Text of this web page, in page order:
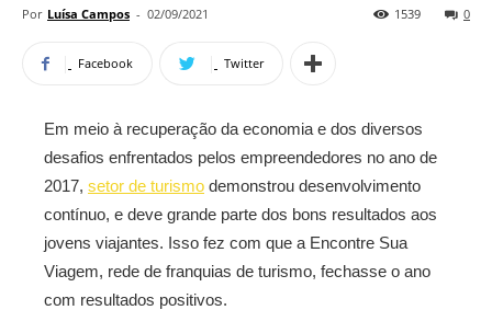
Por Luísa Campos - 02/09/2021 0
1539
Facebook Twitter
Em meio à recuperação da economia e dos diversos
desafios enfrentados pelos empreendedores no ano de
2017, setor de turismo demonstrou desenvolvimento
contínuo, e deve grande parte dos bons resultados aos
jovens viajantes. Isso fez com que a Encontre Sua
Viagem, rede de franquias de turismo, fechasse o ano
com resultados positivos.